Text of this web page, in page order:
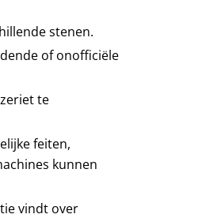
stenen.
of onofficiële
te
feiten,
kunnen
vindt over